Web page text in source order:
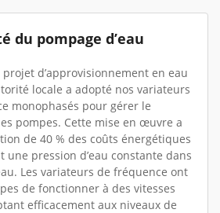
du pompage d’eau
projet d’approvisionnement en eau
locale a adopté nos variateurs
monophasés pour gérer le
pompes. Cette mise en œuvre a
de 40 % des coûts énergétiques
pression d’eau constante dans
Les variateurs de fréquence ont
de fonctionner à des vitesses
efficacement aux niveaux de